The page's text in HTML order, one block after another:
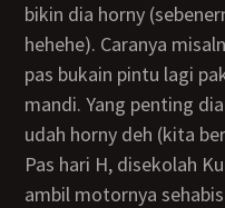
bikin dia horny
hehehe). Caranya
pas bukain pintu lagi
mandi. Yang penting
udah horny deh (kita
Pas hari H, disekolah Kuple masih bilang kalo dia akan
ambil motornya